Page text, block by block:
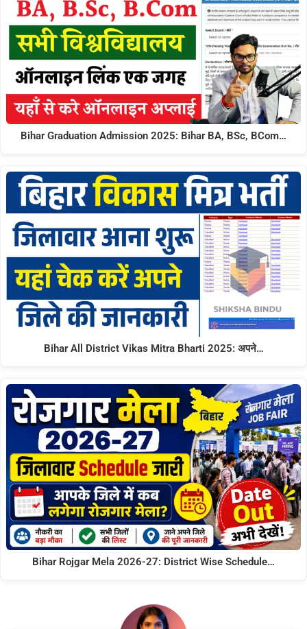
Bihar Graduation Admission 2025: Bihar BA, BSc, BCom…
Bihar All District Vikas Mitra Bharti 2025: अपने…
Bihar Rojgar Mela 2026-27: District Wise Schedule…